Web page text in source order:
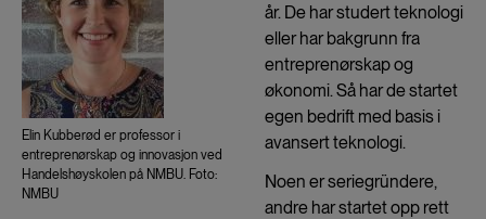
Elin Kubberød er professor i
entreprenørskap og innovasjon ved
Handelshøyskolen på NMBU. Foto:
NMBU
år. De har studert teknologi
eller har bakgrunn fra
entreprenørskap og
økonomi. Så har de startet
egen bedrift med basis i
avansert teknologi.
Noen er seriegründere,
andre har startet opp rett